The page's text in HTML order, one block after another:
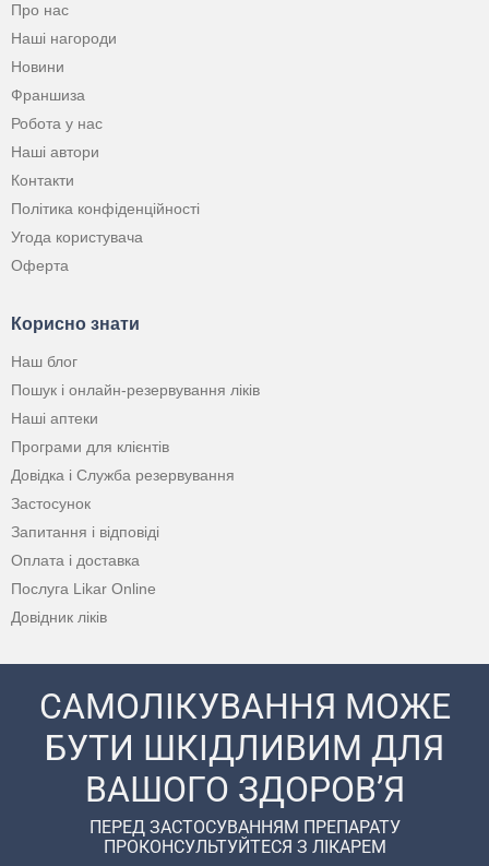
Про нас
Наші нагороди
Новини
Франшиза
Робота у нас
Наші автори
Контакти
Політика конфіденційності
Угода користувача
Оферта
Корисно знати
Наш блог
Пошук і онлайн-резервування ліків
Наші аптеки
Програми для клієнтів
Довідка і Служба резервування
Застосунок
Запитання і відповіді
Оплата і доставка
Послуга Likar Online
Довідник ліків
САМОЛІКУВАННЯ МОЖЕ
БУТИ ШКІДЛИВИМ ДЛЯ
ВАШОГО ЗДОРОВ’Я
ПЕРЕД ЗАСТОСУВАННЯМ ПРЕПАРАТУ
ПРОКОНСУЛЬТУЙТЕСЯ З ЛІКАРЕМ